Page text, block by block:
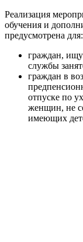
Реализация
обучения и
предусмотрена для:
граждан,
службы
граждан в
отпуске по
женщин, не
имеющих